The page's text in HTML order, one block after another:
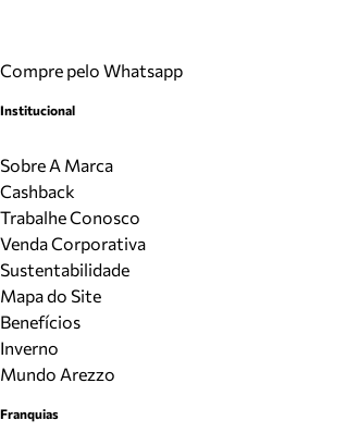
Compre pelo Whatsapp
Institucional
Sobre A Marca
Cashback
Trabalhe Conosco
Venda Corporativa
Sustentabilidade
Mapa do Site
Benefícios
Inverno
Mundo Arezzo
Franquias